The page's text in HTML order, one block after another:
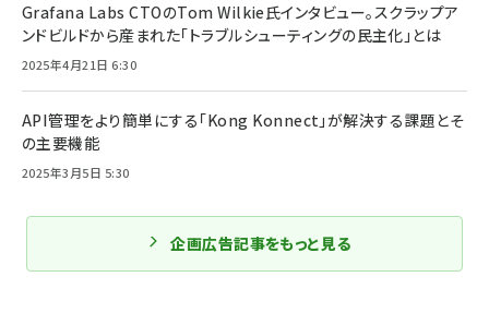
Grafana Labs CTOのTom Wilkie氏インタビュー。スクラップア
ンドビルドから産まれた「トラブルシューティングの民主化」とは
2025年4月21日 6:30
API管理をより簡単にする「Kong Konnect」が解決する課題とそ
の主要機能
2025年3月5日 5:30
企画広告記事をもっと見る